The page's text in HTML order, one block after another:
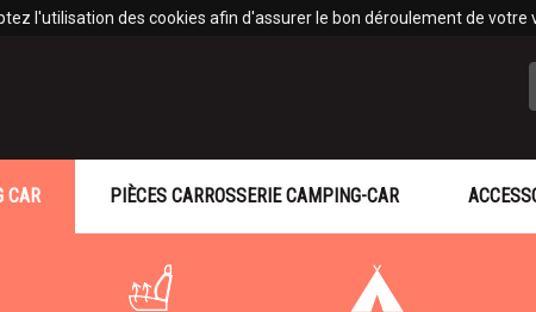
l'utilisation des cookies afin d'assurer le bon déroulement de
CAR PIÈCES CARROSSERIE CAMPING-CAR